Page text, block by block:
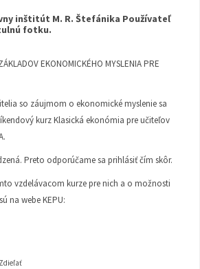
inštitút M. R. Štefánika Používateľ
fotku.
EKONOMICKÉHO MYSLENIA PRE
so záujmom o ekonomické myslenie sa
kurz Klasická ekonómia pre učiteľov
Preto odporúčame sa prihlásiť čím skôr.
vzdelávacom kurze pre nich a o možnosti
na webe KEPU:
Zdieľať